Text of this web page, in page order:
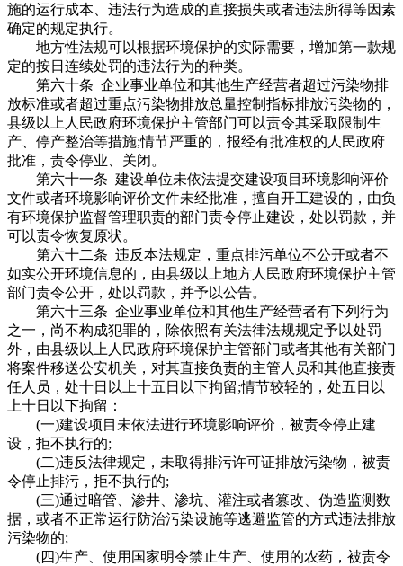
施的运行成本、违法行为造成的直接损失或者违法所得等因素
确定的规定执行。
地方性法规可以根据环境保护的实际需要，增加第一款规
定的按日连续处罚的违法行为的种类。
第六十条 企业事业单位和其他生产经营者超过污染物排
放标准或者超过重点污染物排放总量控制指标排放污染物的，
县级以上人民政府环境保护主管部门可以责令其采取限制生
产、停产整治等措施;情节严重的，报经有批准权的人民政府
批准，责令停业、关闭。
第六十一条 建设单位未依法提交建设项目环境影响评价
文件或者环境影响评价文件未经批准，擅自开工建设的，由负
有环境保护监督管理职责的部门责令停止建设，处以罚款，并
可以责令恢复原状。
第六十二条 违反本法规定，重点排污单位不公开或者不
如实公开环境信息的，由县级以上地方人民政府环境保护主管
部门责令公开，处以罚款，并予以公告。
第六十三条 企业事业单位和其他生产经营者有下列行为
之一，尚不构成犯罪的，除依照有关法律法规规定予以处罚
外，由县级以上人民政府环境保护主管部门或者其他有关部门
将案件移送公安机关，对其直接负责的主管人员和其他直接责
任人员，处十日以上十五日以下拘留;情节较轻的，处五日以
上十日以下拘留：
(一)建设项目未依法进行环境影响评价，被责令停止建
设，拒不执行的;
(二)违反法律规定，未取得排污许可证排放污染物，被责
令停止排污，拒不执行的;
(三)通过暗管、渗井、渗坑、灌注或者篡改、伪造监测数
据，或者不正常运行防治污染设施等逃避监管的方式违法排放
污染物的;
(四)生产、使用国家明令禁止生产、使用的农药，被责令